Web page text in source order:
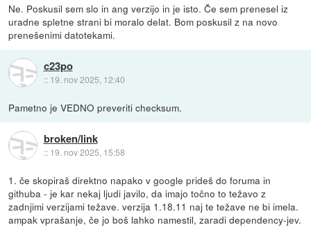
Ne. Poskusil sem slo in ang verzijo in je isto. Če sem prenesel iz
uradne spletne strani bi moralo delat. Bom poskusil z na novo
prenešenimi datotekami.
c23po
:: 19. nov 2025, 12:40
Pametno je VEDNO preveriti checksum.
broken/link
:: 19. nov 2025, 15:58
1. če skopiraš direktno napako v google prideš do foruma in
githuba - je kar nekaj ljudi javilo, da imajo točno to težavo z
zadnjimi verzijami težave. verzija 1.18.11 naj te težave ne bi imela.
ampak vprašanje, če jo boš lahko namestil, zaradi dependency-jev.